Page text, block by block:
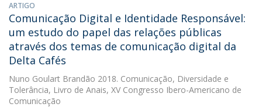
ARTIGO
Comunicação Digital e Identidade Responsável:
um estudo do papel das relações públicas
através dos temas de comunicação digital da
Delta Cafés
Nuno Goulart Brandão 2018. Comunicação, Diversidade e
Tolerância, Livro de Anais, XV Congresso Ibero-Americano de
Comunicação